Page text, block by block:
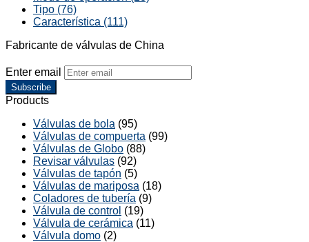
Tipo (76)
Característica (111)
Fabricante de válvulas de China
Enter email
Subscribe
Products
Válvulas de bola (95)
Válvulas de compuerta (99)
Válvulas de Globo (88)
Revisar válvulas (92)
Válvulas de tapón (5)
Válvulas de mariposa (18)
Coladores de tubería (9)
Válvula de control (19)
Válvula de cerámica (11)
Válvula domo (2)